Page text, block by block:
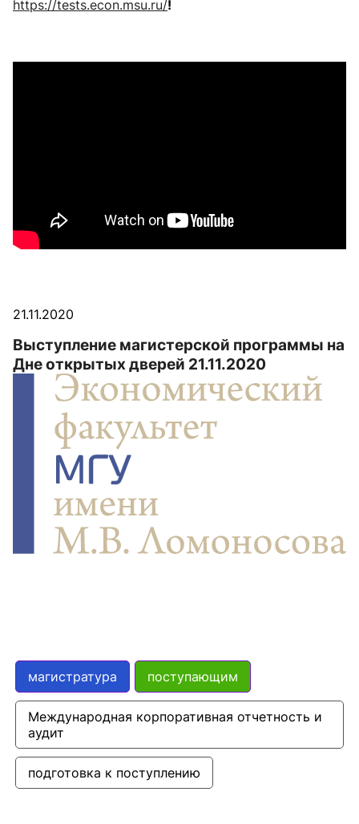
https://tests.econ.msu.ru/!
21.11.2020
Выступление магистерской программы на
Дне открытых дверей 21.11.2020
магистратура поступающим
Международная корпоративная отчетность и
аудит
подготовка к поступлению